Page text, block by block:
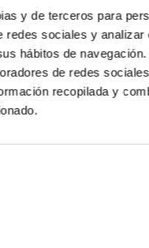
y de terceros para
redes sociales y analizar
hábitos de
de redes
recopilada y
que les sean
en calidad
con la finalidad
la
para enviar
(en la
nacional de esta